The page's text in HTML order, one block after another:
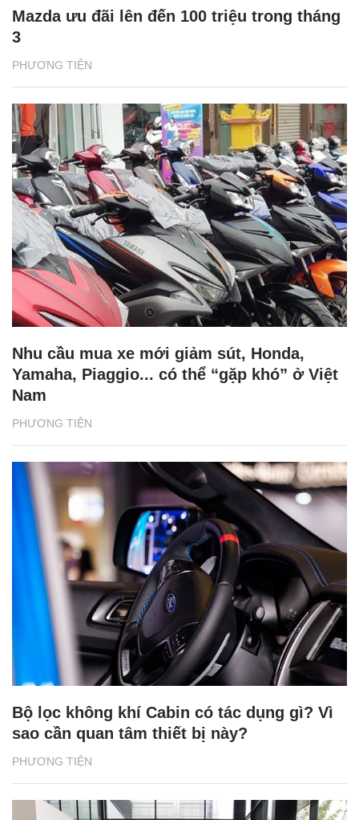
PHƯƠNG TIỆN
Mazda ưu đãi lên đến 100 triệu trong tháng
3
PHƯƠNG TIỆN
Nhu cầu mua xe mới giảm sút, Honda,
Yamaha, Piaggio... có thể “gặp khó” ở Việt
Nam
PHƯƠNG TIỆN
Bộ lọc không khí Cabin có tác dụng gì? Vì
sao cần quan tâm thiết bị này?